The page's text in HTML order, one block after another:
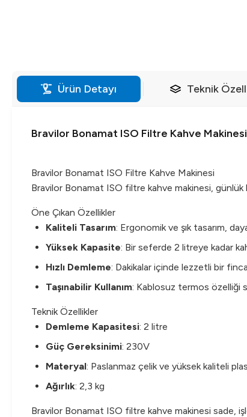
Ürün Detayı Teknik
Bravilor Bonamat ISO Filtre Kahve Makinesi
Bravilor Bonamat ISO Filtre Kahve Makinesi
Bravilor Bonamat ISO filtre kahve makinesi, günlük
Öne Çıkan Özellikler
Kaliteli Tasarım: Ergonomik ve şık tasarım,
Yüksek Kapasite: Bir seferde 2 litreye kadar
Hızlı Demleme: Dakikalar içinde lezzetli bir
Taşınabilir Kullanım: Kablosuz termos özelliği
Teknik Özellikler
Demleme Kapasitesi: 2 litre
Güç Gereksinimi: 230V
Materyal: Paslanmaz çelik ve yüksek kaliteli
Ağırlık: 2,3 kg
Bravilor Bonamat ISO filtre kahve makinesi sade,